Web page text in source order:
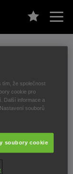
zvolenému
tím, že společnost
cookie pro
Další informace a
souborů
soubory cookie